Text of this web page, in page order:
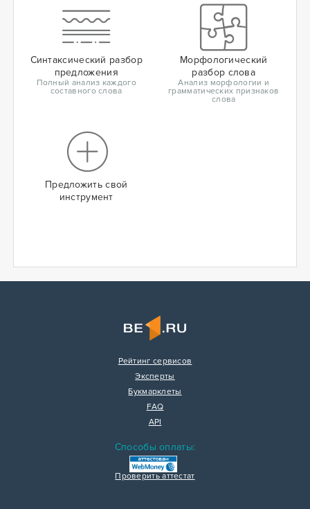
Синтаксический разбор
предложения
Полный анализ каждого
составного слова
Морфологический
разбор слова
Анализ морфологии и
грамматических признаков
слова
Предложить свой
инструмент
Рейтинг сервисов
Эксперты
Букмарклеты
FAQ
API
Способы оплаты:
Проверить аттестат